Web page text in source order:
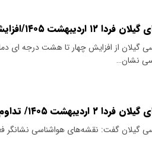
۱۴۰۵/افزایش دما
گیلان از افزایش چهار تا هشت درجه ای دما
نشان…
تداوم فعالیت سامانه بارشی
گیلان گفت: نقشه‌های هواشناسی نشانگر